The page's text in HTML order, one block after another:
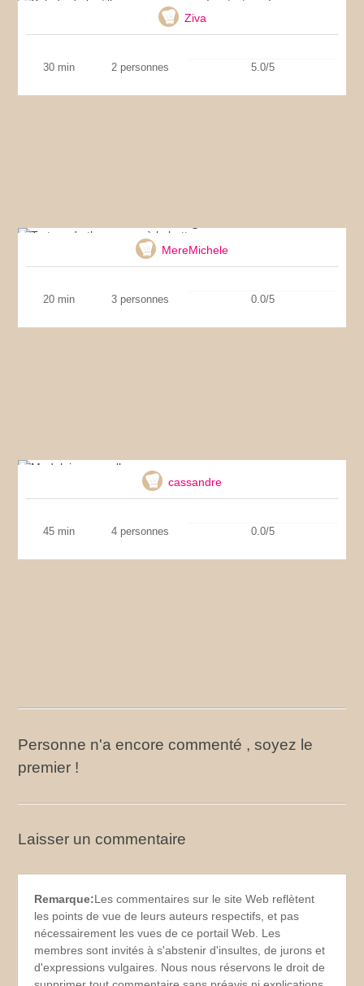
Ziva
30 min 2 personnes 5.0/5
MereMichele
20 min 3 personnes 0.0/5
cassandre
45 min 4 personnes 0.0/5
Personne n'a encore commenté , soyez le
premier !
Laisser un commentaire
Remarque:Les commentaires sur le site Web reflètent
les points de vue de leurs auteurs respectifs, et pas
nécessairement les vues de ce portail Web. Les
membres sont invités à s'abstenir d'insultes, de jurons et
d'expressions vulgaires. Nous nous réservons le droit de